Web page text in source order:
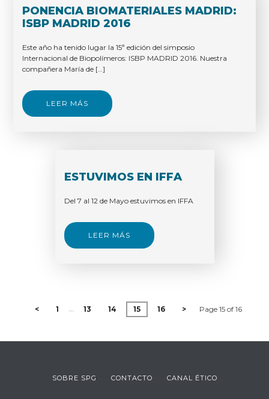
PONENCIA BIOMATERIALES MADRID:
ISBP MADRID 2016
Este año ha tenido lugar la 15ª edición del simposio
Internacional de Biopolímeros: ISBP MADRID 2016. Nuestra
compañera María de […]
LEER MÁS
ESTUVIMOS EN IFFA
Del 7 al 12 de Mayo estuvimos en IFFA
LEER MÁS
< 1 … 13 14 15 16 > Page 15 of 16
SOBRE SPG CONTACTO CANAL ÉTICO